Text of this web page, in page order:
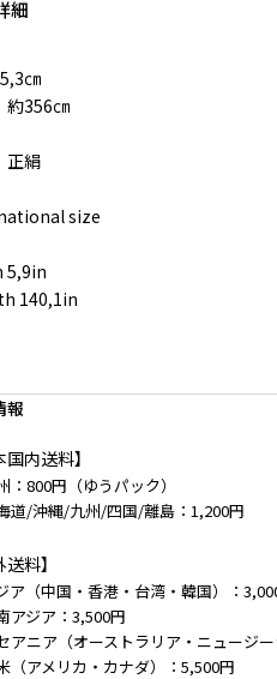
細
㎝
356㎝
絹
size
5,9in
140,1in
報
国内送料】
：800円（ゆうパック）
道/沖縄/九州/四国/離島：1,200円
送料】
ア（中国・香港・台湾・韓国）：
アジア：3,500円
アニア（オーストラリア・ニュージ
（アメリカ・カナダ）：5,500円